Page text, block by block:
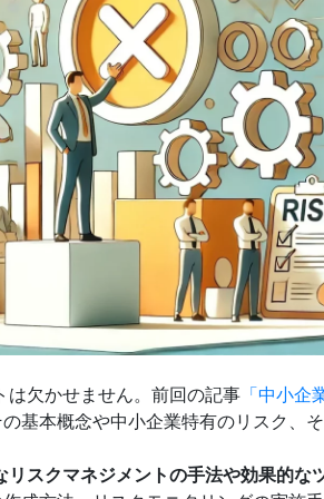
は欠かせません。前回の記事「中小企
基本概念や中小企業特有のリスク、
リスクマネジメントの手法や効果的な